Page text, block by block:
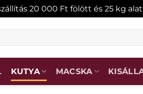
20 000 Ft fölött és 25 kg
KUTYA MACSKA